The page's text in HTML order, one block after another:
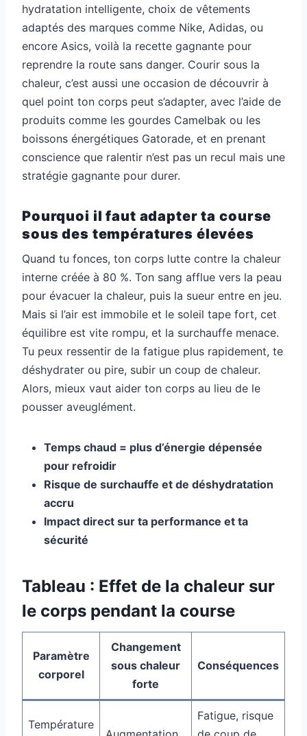
hydratation intelligente, choix de vêtements
adaptés des marques comme Nike, Adidas, ou
encore Asics, voilà la recette gagnante pour
reprendre la route sans danger. Courir sous la
chaleur, c’est aussi une occasion de découvrir à
quel point ton corps peut s’adapter, avec l’aide de
produits comme les gourdes Camelbak ou les
boissons énergétiques Gatorade, et en prenant
conscience que ralentir n’est pas un recul mais une
stratégie gagnante pour durer.
Pourquoi il faut adapter ta course
sous des températures élevées
Quand tu fonces, ton corps lutte contre la chaleur
interne créée à 80 %. Ton sang afflue vers la peau
pour évacuer la chaleur, puis la sueur entre en jeu.
Mais si l’air est immobile et le soleil tape fort, cet
équilibre est vite rompu, et la surchauffe menace.
Tu peux ressentir de la fatigue plus rapidement, te
déshydrater ou pire, subir un coup de chaleur.
Alors, mieux vaut aider ton corps au lieu de le
pousser aveuglément.
Temps chaud = plus d’énergie dépensée
pour refroidir
Risque de surchauffe et de déshydratation
accru
Impact direct sur ta performance et ta
sécurité
Tableau : Effet de la chaleur sur
le corps pendant la course
Paramètre
corporel
Changement
sous chaleur
forte
Conséquences
Température
Fatigue, risque